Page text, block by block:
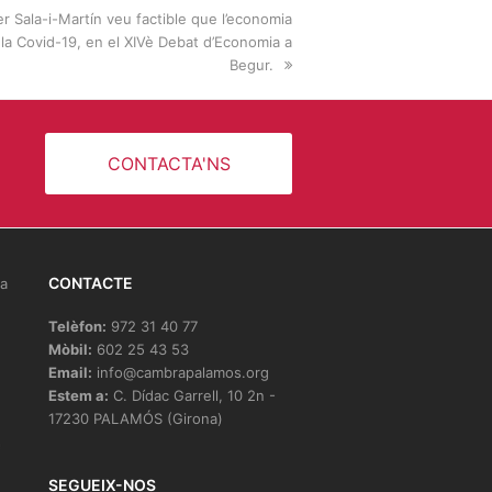
Sala-i-Martín veu factible que l’economia
Covid-19, en el XIVè Debat d’Economia a
Begur.
CONTACTA'NS
CONTACTE
Telèfon: 972 31 40 77
Mòbil: 602 25 43 53
Email: info@cambrapalamos.org
Estem a: C. Dídac Garrell, 10 2n -
17230 PALAMÓS (Girona)
SEGUEIX-NOS